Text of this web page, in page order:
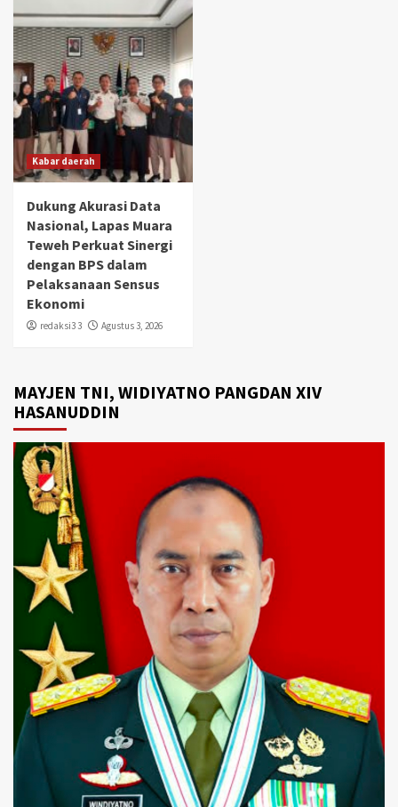
Kabar daerah
Dukung Akurasi Data
Nasional, Lapas Muara
Teweh Perkuat Sinergi
dengan BPS dalam
Pelaksanaan Sensus
Ekonomi
redaksi3 3 Agustus 3, 2026
MAYJEN TNI, WIDIYATNO PANGDAN XIV
HASANUDDIN